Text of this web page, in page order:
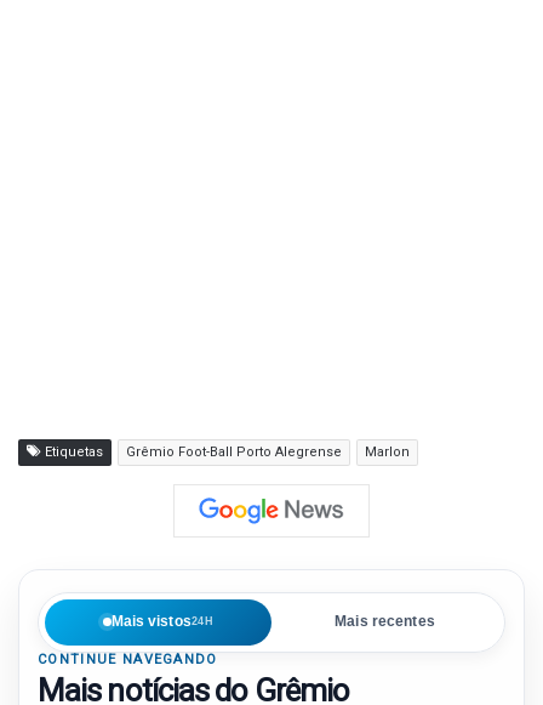
Etiquetas Grêmio Foot-Ball Porto Alegrense Marlon
Mais vistos24H Mais recentes
CONTINUE NAVEGANDO
Mais notícias do Grêmio